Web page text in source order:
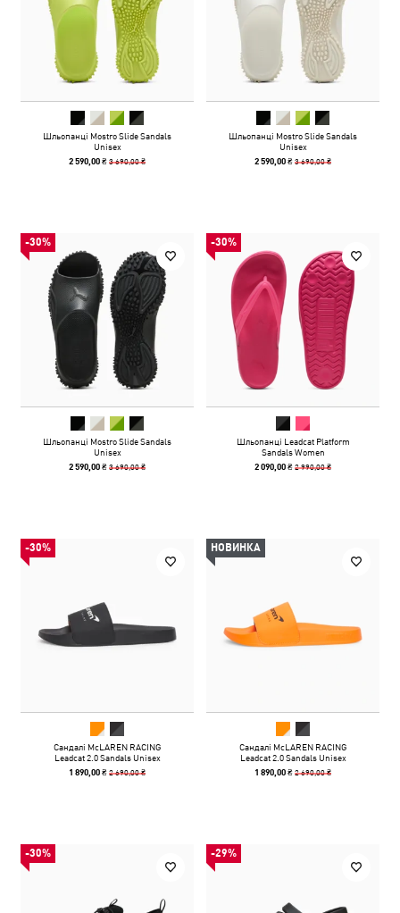
Шльопанці Mostro Slide Sandals
Unisex
2 590,00 ₴3 690,00 ₴
Шльопанці Mostro Slide Sandals
Unisex
2 590,00 ₴3 690,00 ₴
-30%
Шльопанці Mostro Slide Sandals
Unisex
2 590,00 ₴3 690,00 ₴
-30%
Шльопанці Leadcat Platform
Sandals Women
2 090,00 ₴2 990,00 ₴
-30%
Сандалі McLAREN RACING
Leadcat 2.0 Sandals Unisex
1 890,00 ₴2 690,00 ₴
НОВИНКА
Сандалі McLAREN RACING
Leadcat 2.0 Sandals Unisex
1 890,00 ₴2 690,00 ₴
-30% -29%